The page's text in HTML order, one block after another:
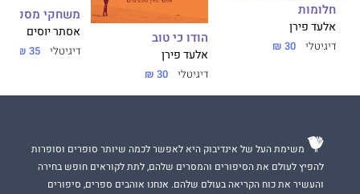
חלומות
אלעד פירן
דיגיטלי 30 ₪
הודו כי טוב
אלעד פירן
דיגיטלי 30 ₪
משחקי
אסתר יוסים
דיגיטלי 35 ₪
משימת העל של אינדיבוק היא לאפשר לכמה שיותר סופרים וסופרות
להפיץ לעולם את הסיפורים והמסרים שלהם, לתת לקוראים חופש בחירה
והעשיר את כוח הקריאה בעולם שלהם. אנחנו אוהבים ספרים, סיפורים